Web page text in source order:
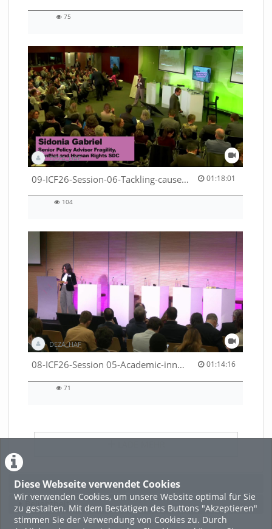
Diese Webseite verwendet Cookies
Wir verwenden Cookies, um unsere Website optimal für Sie
zu gestalten. Mit dem Bestätigen des Buttons "Akzeptieren"
stimmen Sie der Verwendung von Cookies zu. Durch
75
DEZA_HAF
09-ICF26-Session-06-Tackling-causes-of-crises-not-symptoms-53529531690001791 01:18:01
01:18:01 duration
104
DEZA_HAF
08-ICF26-Session 05-Academic-innovation-meets-international-cooperation-53529531670001791 01:14:16
01:14:16 duration
71
Featured
Beliebtheit